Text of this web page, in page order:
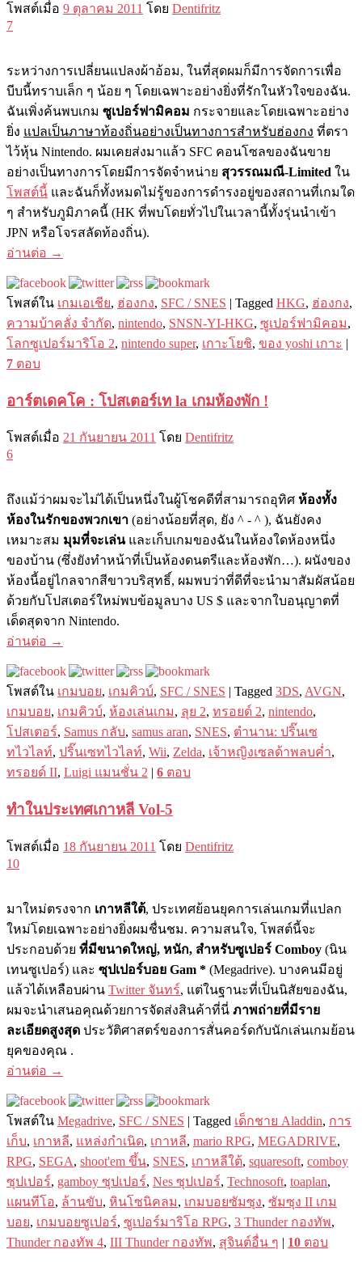
โพสต์เมื่อ 9 ตุลาคม 2011 โดย Dentifritz
7
ระหว่างการเปลี่ยนแปลงผ้าอ้อม, ในที่สุดผมก็มีการจัดการเพื่อ
บีบนี้ทราบเล็ก ๆ น้อย ๆ โดยเฉพาะอย่างยิ่งที่รักในหัวใจของฉัน.
ฉันเพิ่งค้นพบเกม ซูเปอร์ฟามิคอม กระจายและโดยเฉพาะอย่าง
ยิ่ง แปลเป็​​นภาษาท้องถิ่นอย่างเป็นทางการสำหรับฮ่องกง ที่ตรา
ไว้หุ้น Nintendo. ผมเคยส่งมาแล้ว SFC คอนโซลของฉันขาย
อย่างเป็นทางการโดยมีการจัดจำหน่าย สุวรรณมณี-Limited ใน
โพสต์นี้ และฉันก็ทั้งหมดไม่รู้ของการดำรงอยู่ของสถ​​านที่เกมใด
ๆ สำหรับภูมิภาคนี้ (HK ที่พบโดยทั่วไปในเวลานี้ทั้งรุ่นนำเข้า
JPN หรือโจรสลัดท้องถิ่น).
อ่านต่อ →
โพสต์ใน เกมเอเชีย, ฮ่องกง, SFC / SNES | Tagged HKG, ฮ่องกง,
ความบ้าคลั่ง จำกัด, nintendo, SNSN-YI-HKG, ซูเปอร์ฟามิคอม,
โลกซูเปอร์มาริโอ 2, nintendo super, เกาะโยชิ, ของ yoshi เกาะ |
7 ตอบ
อาร์ตเดคโค : โปสเตอร์เท la เกมห้องพัก !
โพสต์เมื่อ 21 กันยายน 2011 โดย Dentifritz
6
ถึงแม้ว่าผมจะไม่ได้เป็นหนึ่งในผู้โชคดีที่สามารถอุทิศ ห้องทั้ง
ห้องในรักของพวกเขา (อย่างน้อยที่สุด, ยัง ^ - ^ ), ฉันยังคง
เหมาะสม มุมที่จะเล่นและเก็บเกมของฉันในห้องใดห้องหนึ่ง
ของบ้าน (ซึ่งยังทำหน้าที่เป็นห้องดนตรีและห้องพัก…). ผนังของ
ห้องนี้อยู่ไกลจากสีขาวบริสุทธิ์, ผมพบว่าที่ดีที่จะนำมาสัมผัสน้อย
ด้วยกับโปสเตอร์ใหม่พบข้อมูลบาง US $ และจากใบอนุญาตที่
เด็ดสุดจาก Nintendo.
อ่านต่อ →
โพสต์ใน เกมบอย, เกมคิวบ์, SFC / SNES | Tagged 3DS, AVGN,
เกมบอย, เกมคิวบ์, ห้องเล่นเกม, ลุย 2, ทรอยด์ 2, nintendo,
โปสเตอร์, Samus กลับ, samus aran, SNES, ตำนาน: ปริ๊นเซ
ทไวไลท์, ปริ๊นเซทไวไลท์, Wii, Zelda, เจ้าหญิงเซลด้าพลบค่ำ,
ทรอยด์ II, Luigi แมนชั่น 2 | 6 ตอบ
ทำในประเทศเกาหลี Vol-5
โพสต์เมื่อ 18 กันยายน 2011 โดย Dentifritz
10
มาใหม่ตรงจาก เกาหลีใต้, ประเทศย้อนยุคการเล่นเกมที่แปลก
ใหม่โดยเฉพาะอย่างยิ่งผมชื่นชม. ความสนใจ, โพสต์นี้จะ
ประกอบด้วย ที่มีขนาดใหญ่, หนัก, สำหรับซูเปอร์ Comboy (นิน
เทนซูเปอร์) และ ซุปเปอร์บอย Gam * (Megadrive). บางคนมีอยู่
แล้วได้เหลือบผ่าน Twitter จันทร์, แต่ในฐานะที่เป็นนิสัยของฉัน,
ผมจะนำเสนอคุณด้วยการจัดส่งสินค้าที่นี่ ภาพถ่ายที่มีราย
ละเอียดสูงสุด ประวัติศาสตร์ของการสั่นคอร์ดกับนักเล่นเกมย้อน
ยุคของคุณ .
อ่านต่อ →
โพสต์ใน Megadrive, SFC / SNES | Tagged เด็กชาย Aladdin, การ
เก็บ, เกาหลี, แหล่งกำเนิด, เกาหลี, mario RPG, MEGADRIVE,
RPG, SEGA, shoot'em ขึ้น, SNES, เกาหลีใต้, squaresoft, comboy
ซุปเปอร์, gamboy ซุปเปอร์, Nes ซุปเปอร์, Technosoft, toaplan,
แผนทีโอ, ล้านขับ, หินโซนิคลม, เกมบอยซัมซุง, ซัมซุง II เกม
บอย, เกมบอยซูเปอร์, ซูเปอร์มาริโอ RPG, 3 Thunder กองทัพ,
Thunder กองทัพ 4, III Thunder กองทัพ, สุจินต์อื่น ๆ | 10 ตอบ